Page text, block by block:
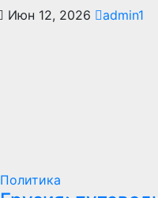
Июн 12, 2026 admin1
Политика